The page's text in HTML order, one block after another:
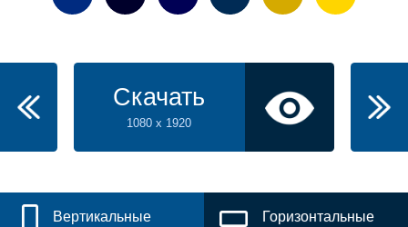
Скачать
1080 x 1920
Вертикальные Горизонтальные